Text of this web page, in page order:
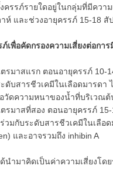
รรภ์รายใดอยู่ในกลุ่มที่มีควา
ห์ และช่วงอายุครรภ์ 15-18
เพื่อคัดกรองความเสี่ยงต่อกา
าสแรก ตอนอายุครรภ์ 10-
บสารชีวเคมีในเลือดมารดา
วัดความหนาของน้ำที่บริเวณต้
าสที่สอง ตอนอายุครรภ์ 15-
มกับระดับสารชีวเคมีในเลือด
และอาจรวมถึง inhibin A
มาคิดเป็นค่าความเสี่ยงโดย